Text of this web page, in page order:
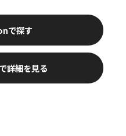
で探す
詳細を見る